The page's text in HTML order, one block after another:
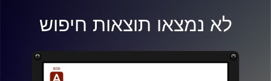
לא נמצאו תוצאות חיפוש